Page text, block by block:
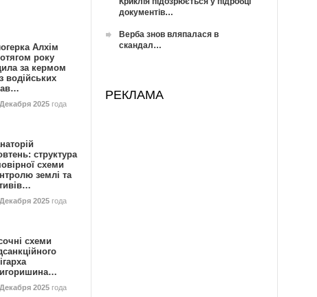
Алхім
року
за кермом
водійських
2025 года
структура
схеми
землі та
2025 года
схеми
2025 года
документів…
Верба знов вляпалася в
скандал…
РЕКЛАМА